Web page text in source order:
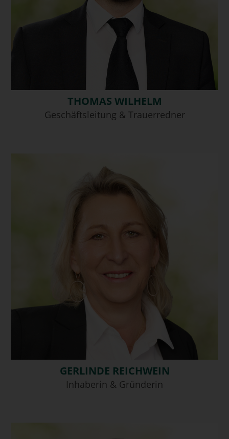
THOMAS WILHELM
Geschäftsleitung & Trauerredner
GERLINDE REICHWEIN
Inhaberin & Gründerin